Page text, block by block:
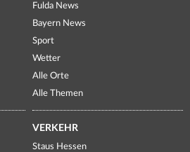
Fulda News
Bayern News
Sport
Wetter
Alle Orte
Alle Themen
VERKEHR
Staus Hessen